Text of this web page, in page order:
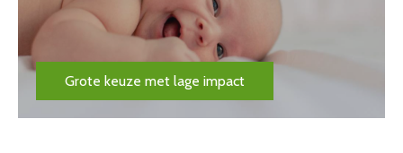
Grote keuze met lage impact